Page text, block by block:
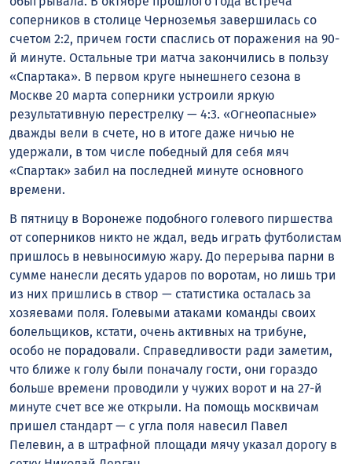
соперников в столице Черноземья завершилась со
счетом 2:2, причем гости спаслись от поражения на 90-
й минуте. Остальные три матча закончились в пользу
«Спартака». В первом круге нынешнего сезона в
Москве 20 марта соперники устроили яркую
результативную перестрелку — 4:3. «Огнеопасные»
дважды вели в счете, но в итоге даже ничью не
удержали, в том числе победный для себя мяч
«Спартак» забил на последней минуте основного
времени.
В пятницу в Воронеже подобного голевого пиршества
от соперников никто не ждал, ведь играть футболистам
пришлось в невыносимую жару. До перерыва парни в
сумме нанесли десять ударов по воротам, но лишь три
из них пришлись в створ — статистика осталась за
хозяевами поля. Голевыми атаками команды своих
болельщиков, кстати, очень активных на трибуне,
особо не порадовали. Справедливости ради заметим,
что ближе к голу были поначалу гости, они гораздо
больше времени проводили у чужих ворот и на 27-й
минуте счет все же открыли. На помощь москвичам
пришел стандарт — с угла поля навесил Павел
Пелевин, а в штрафной площади мячу указал дорогу в